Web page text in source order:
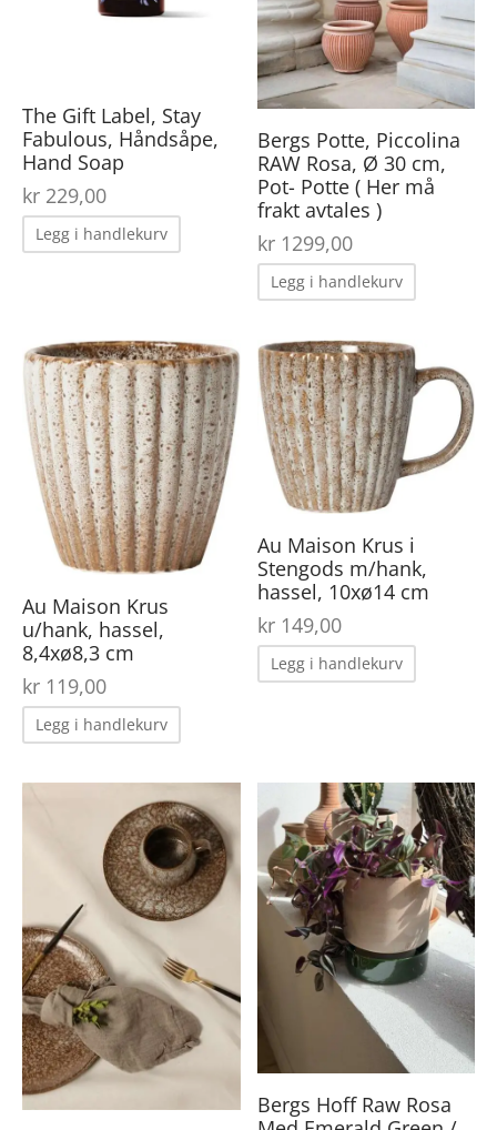
The Gift Label, Stay
Fabulous, Håndsåpe,
Hand Soap
kr 229,00
Legg i handlekurv
Bergs Potte, Piccolina
RAW Rosa, Ø 30 cm,
Pot- Potte ( Her må
frakt avtales )
kr1299,00
Legg i handlekurv
Au Maison Krus
u/hank, hassel,
8,4xø8,3 cm
kr 119,00
Legg i handlekurv
Au Maison Krus i
Stengods m/hank,
hassel, 10xø14 cm
kr149,00
Legg i handlekurv
Bergs Hoff Raw Rosa